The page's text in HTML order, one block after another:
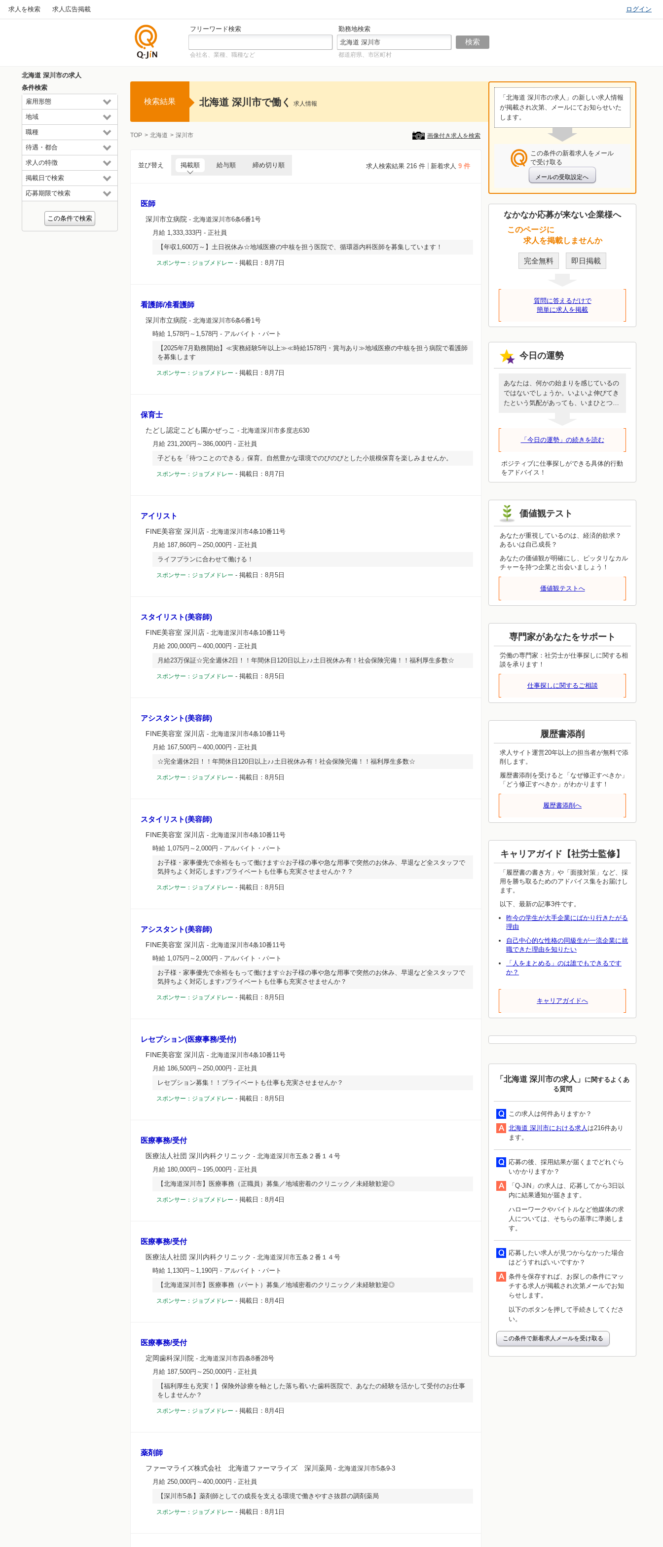
求人を検索 求人広告掲載 ログイン
人サイ
フリーワード検索 勤務地検索
会社名、業種、職種など 都道府県、市区町村
北海道 深川市の求人
条件検索
雇用形態
地域
職種
待遇・都合
求人の特徴
掲載日で検索
応募期限で検索
検索結果 北海道 深川市で働く 求人情報
TOP 北海道 深川市 画像付き求人を検索
求人検索結果 216 件 新着求人 9 件
並び替え 掲載順 給与順 締め切り順
医師
深川市立病院 - 北海道深川市6条6番1号
月給 1,333,333円 - 正社員
【年収1,600万～】土日祝休み☆地域医療の中核を担う医院で、循環器内科医師を募集しています！
スポンサー：ジョブメドレー - 掲載日：8月7日
看護師/准看護師
深川市立病院 - 北海道深川市6条6番1号
時給 1,578円～1,578円 - アルバイト・パート
【2025年7月勤務開始】≪実務経験5年以上≫≪時給1578円・賞与あり≫地域医療の中核を担う病院で看護師
を募集します
スポンサー：ジョブメドレー - 掲載日：8月7日
保育士
たどし認定こども園かぜっこ - 北海道深川市多度志630
月給 231,200円～386,000円 - 正社員
子どもを「待つことのできる」保育。自然豊かな環境でのびのびとした小規模保育を楽しみませんか。
スポンサー：ジョブメドレー - 掲載日：8月7日
アイリスト
FINE美容室 深川店 - 北海道深川市4条10番11号
月給 187,860円～250,000円 - 正社員
ライフプランに合わせて働ける！
スポンサー：ジョブメドレー - 掲載日：8月5日
スタイリスト(美容師)
FINE美容室 深川店 - 北海道深川市4条10番11号
月給 200,000円～400,000円 - 正社員
月給23万保証☆完全週休2日！！年間休日120日以上♪♪土日祝休み有！社会保険完備！！福利厚生多数☆
スポンサー：ジョブメドレー - 掲載日：8月5日
アシスタント(美容師)
FINE美容室 深川店 - 北海道深川市4条10番11号
月給 167,500円～400,000円 - 正社員
☆完全週休2日！！年間休日120日以上♪♪土日祝休み有！社会保険完備！！福利厚生多数☆
スポンサー：ジョブメドレー - 掲載日：8月5日
スタイリスト(美容師)
FINE美容室 深川店 - 北海道深川市4条10番11号
時給 1,075円～2,000円 - アルバイト・パート
お子様・家事優先で余裕をもって働けます☆お子様の事や急な用事で突然のお休み、早退など全スタッフで
気持ちよく対応します♪プライベートも仕事も充実させませんか？？
スポンサー：ジョブメドレー - 掲載日：8月5日
アシスタント(美容師)
FINE美容室 深川店 - 北海道深川市4条10番11号
時給 1,075円～2,000円 - アルバイト・パート
お子様・家事優先で余裕をもって働けます☆お子様の事や急な用事で突然のお休み、早退など全スタッフで
気持ちよく対応します♪プライベートも仕事も充実させませんか？
スポンサー：ジョブメドレー - 掲載日：8月5日
レセプション(医療事務/受付)
FINE美容室 深川店 - 北海道深川市4条10番11号
月給 186,500円～250,000円 - 正社員
レセプション募集！！プライベートも仕事も充実させませんか？
スポンサー：ジョブメドレー - 掲載日：8月5日
医療事務/受付
医療法人社団 深川内科クリニック - 北海道深川市五条２番１４号
月給 180,000円～195,000円 - 正社員
【北海道深川市】医療事務（正職員）募集／地域密着のクリニック／未経験歓迎◎
スポンサー：ジョブメドレー - 掲載日：8月4日
医療事務/受付
医療法人社団 深川内科クリニック - 北海道深川市五条２番１４号
時給 1,130円～1,190円 - アルバイト・パート
【北海道深川市】医療事務（パート）募集／地域密着のクリニック／未経験歓迎◎
スポンサー：ジョブメドレー - 掲載日：8月4日
医療事務/受付
定岡歯科深川院 - 北海道深川市四条8番28号
月給 187,500円～250,000円 - 正社員
【福利厚生も充実！】保険外診療を軸とした落ち着いた歯科医院で、あなたの経験を活かして受付のお仕事
をしませんか？
スポンサー：ジョブメドレー - 掲載日：8月4日
薬剤師
ファーマライズ株式会社 北海道ファーマライズ 深川薬局 - 北海道深川市5条9-3
月給 250,000円～400,000円 - 正社員
【深川市5条】薬剤師としての成長を支える環境で働きやすさ抜群の調剤薬局
スポンサー：ジョブメドレー - 掲載日：8月1日
「北海道 深川市の求人」の新しい求人情報
が掲載され次第、メールにてお知らせいた
します。
この条件の新着求人をメール
で受け取る
なかなか応募が来ない企業様へ
このページに
求人を掲載しませんか
完全無料 即日掲載
質問に答えるだけで
簡単に求人を掲載
今日の運勢
あなたは、何かの始まりを感じているの
ではないでしょうか。いよいよ伸びてき
たという気配があっても、いまひとつ乗
を整えながら伸び続けるので、諦めさえ
まったらそこで終了です。焦って無理を
押し通さず、しっかり根差していけるよ
うに状況を整えてください。それが前進
「今日の運勢」の続きを読む
ポジティブに仕事探しができる具体的行動
をアドバイス！
価値観テスト
あなたが重視しているのは、経済的欲求？
あるいは自己成長？
あなたの価値観が明確にし、ピッタリなカル
チャーを持つ企業と出会いましょう！
価値観テストへ
専門家があなたをサポート
労働の専門家：社労士が仕事探しに関する相
談を承ります！
仕事探しに関するご相談
履歴書添削
求人サイト運営20年以上の担当者が無料で添
削します。
履歴書添削を受けると「なぜ修正すべきか」
「どう修正すべきか」がわかります！
履歴書添削へ
キャリアガイド【社労士監修】
「履歴書の書き方」や「面接対策」など、採
用を勝ち取るためのアドバイス集をお届けし
ます。
以下、最新の記事3件です。
昨今の学生が大手企業にばかり行きたがる
理由
自己中心的な性格の同級生が一流企業に就
職できた理由を知りたい
「人をまとめる」のは誰でもできるです
か？
キャリアガイドへ
「北海道 深川市の求人」
に関するよくあ
る質問
この求人は何件ありますか？
北海道 深川市における求人 は216件あり
ます。
応募の後、採用結果が届くまでどれぐら
いかかりますか？
「Q-JiN」の求人は、応募してから3日以
内に結果通知が届きます。
ハローワークやバイトルなど他媒体の求
人については、そちらの基準に準拠しま
す。
応募したい求人が見つからなかった場合
はどうすればいいですか？
条件を保存すれば、お探しの条件にマッ
チする求人が掲載され次第メールでお知
らせします。
以下のボタンを押して手続きしてくださ
い。
この条件で新着求人メールを受け取る